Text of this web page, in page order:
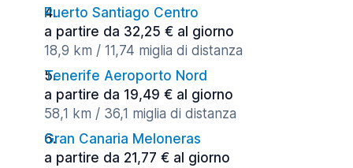
Puerto Santiago Centro
a partire da 32,25 € al giorno
18,9 km / 11,74 miglia di distanza
Tenerife Aeroporto Nord
a partire da 19,49 € al giorno
58,1 km / 36,1 miglia di distanza
Gran Canaria Meloneras
a partire da 21,77 € al giorno